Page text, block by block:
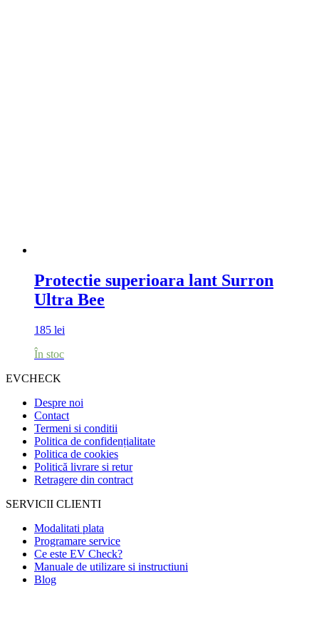
Protectie superioara lant Surron
Ultra Bee
185 lei
În stoc
EVCHECK
Despre noi
Contact
Termeni si conditii
Politica de confidențialitate
Politica de cookies
Politică livrare si retur
Retragere din contract
SERVICII CLIENTI
Modalitati plata
Programare service
Ce este EV Check?
Manuale de utilizare si instructiuni
Blog